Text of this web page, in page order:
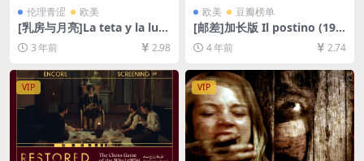
伦理青涩 欧美
[乳房与月亮]La teta y la lun
a (1994)[百度网盘+迅雷云盘
资源1080P超清未删减][MP4/
5GB][中文字幕]
3 年前 2.98
欧美 豆瓣榜单
[邮差]加长版 Il postino (199
4)[百度网盘+迅雷云盘资源10
80P超清未删减][MP4/7GB]
[中文字幕]
4 年前 2.74
VIP VIP